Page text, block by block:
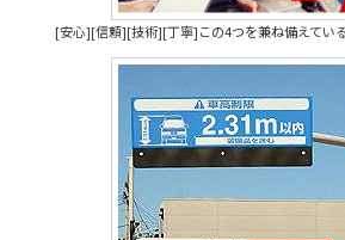
[安心][信頼][技術][丁寧]この4つを兼ね備えてい